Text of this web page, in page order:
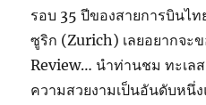
รอบ 35 ปีของสายการบินไ
ซูริก (Zurich) เลยอยากจะ
Review… นำท่านชม ทะเล
ความสวยงามเป็นอันดับหนึ่